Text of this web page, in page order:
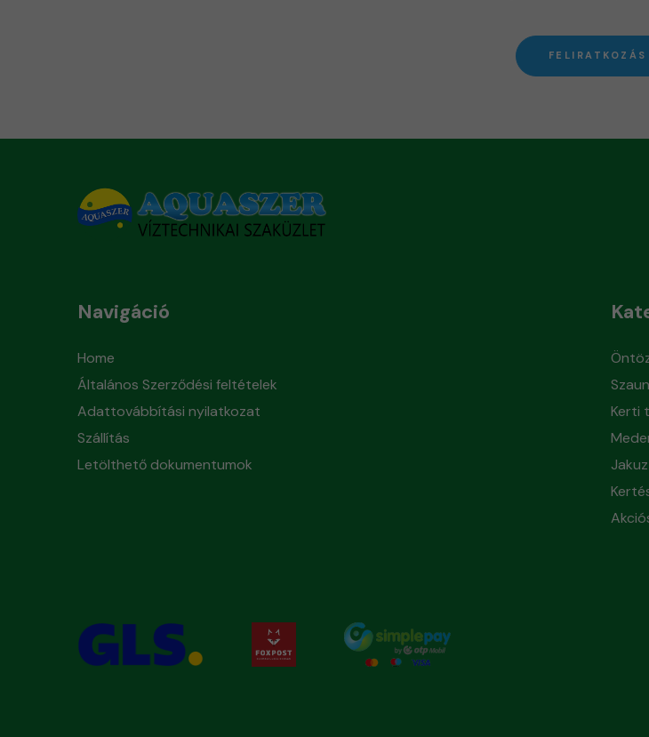
FELIRATKOZÁS
Navigáció
Home
Általános Szerződési feltételek
Adattovábbítási nyilatkozat
Szállítás
Letölthető dokumentumok
Kerti